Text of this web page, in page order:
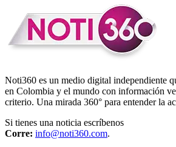
Noti360 es un medio digital independiente
en Colombia y el mundo con información
criterio. Una mirada 360° para entender la
Si tienes una noticia escríbenos
Corre: info@noti360.com.